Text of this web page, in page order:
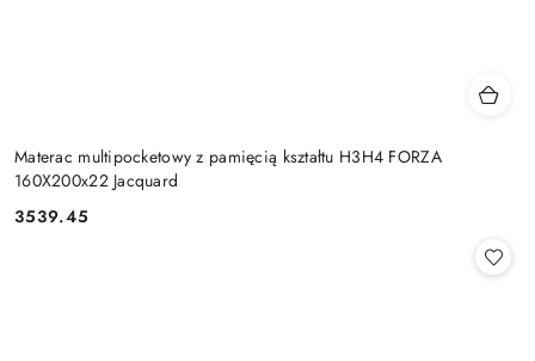
Materac multipocketowy z pamięcią kształtu H3H4 FORZA
160X200x22 Jacquard
Cena:
3539.45